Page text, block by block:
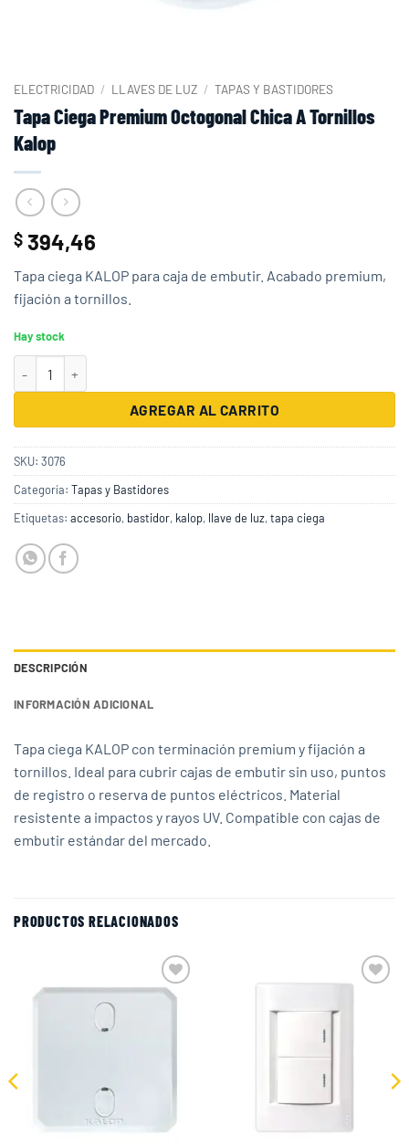
ELECTRICIDAD / LLAVES DE LUZ / TAPAS Y BASTIDORES
Tapa Ciega Premium Octogonal Chica A Tornillos
Kalop
$ 394,46
Tapa ciega KALOP para caja de embutir. Acabado premium,
fijación a tornillos.
Hay stock
AGREGAR AL CARRITO
SKU: 3076
Categoría: Tapas y Bastidores
Etiquetas: accesorio, bastidor, kalop, llave de luz,tapa ciega
DESCRIPCIÓN
INFORMACIÓN ADICIONAL
Tapa ciega KALOP con terminación premium y fijación a
tornillos. Ideal para cubrir cajas de embutir sin uso, puntos
de registro o reserva de puntos eléctricos. Material
resistente a impactos y rayos UV. Compatible con cajas de
embutir estándar del mercado.
PRODUCTOS RELACIONADOS
Add to